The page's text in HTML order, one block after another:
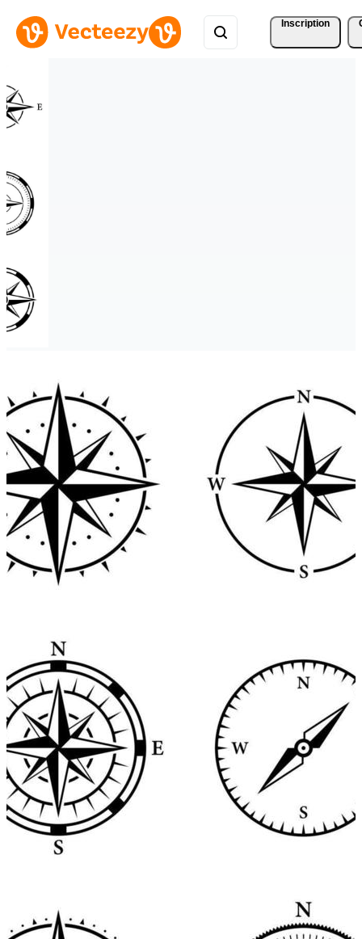
Inscription